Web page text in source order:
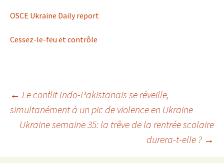
OSCE Ukraine Daily report
Cessez-le-feu et contrôle
Navigation
des
← Le conflit Indo-Pakistanais se réveille,
simultanément à un pic de violence en Ukraine
Ukraine semaine 35: la trêve de la rentrée scolaire
durera-t-elle ? →